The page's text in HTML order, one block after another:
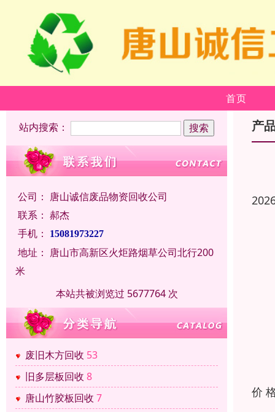
首页
站内搜索：
公司： 唐山诚信废品物资回收公司
联系： 郝杰
手机：
15081973227
地址： 唐山市高新区火炬路烟草公司北行200
米
本站共被浏览过 5677764 次
废旧木方回收 53
旧多层板回收 8
唐山竹胶板回收 7
产
价